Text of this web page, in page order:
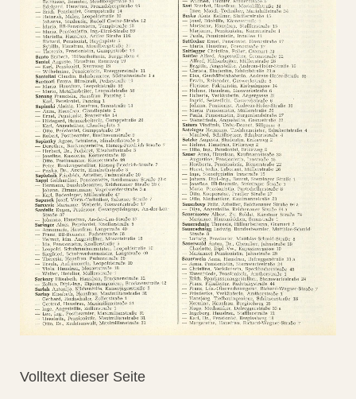
Volltext dieser Seite